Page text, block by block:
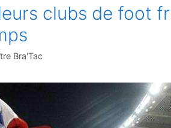
clubs de foot
Bra'Tac